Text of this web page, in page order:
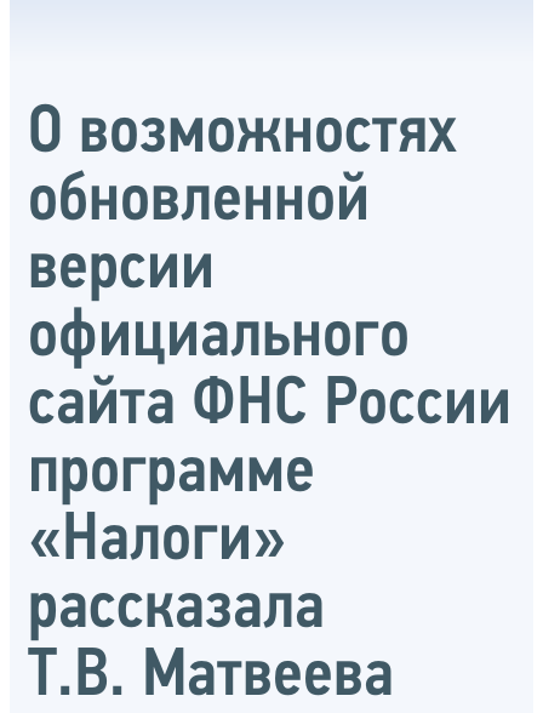
О возможностях
обновленной
версии
официального
сайта ФНС России
программе
«Налоги»
рассказала
Т.В. Матвеева